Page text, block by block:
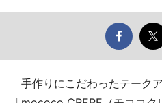
手作りにこだわったテーク